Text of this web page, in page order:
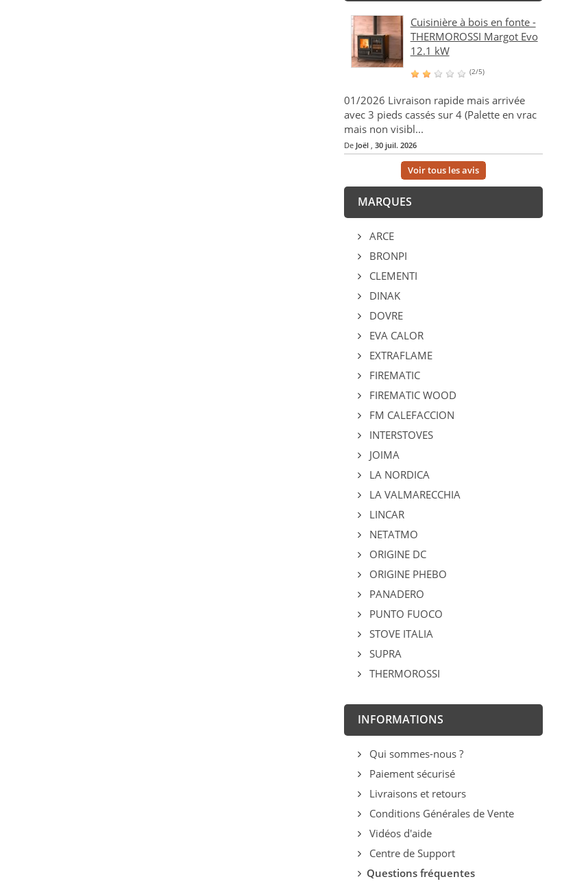
Cuisinière à bois en fonte -
THERMOROSSI Margot Evo
12.1 kW
(2/5)
01/2026 Livraison rapide mais arrivée
avec 3 pieds cassés sur 4 (Palette en vrac
mais non visibl...
De Joël, 30 juil. 2026
Voir tous les avis
MARQUES
ARCE
BRONPI
CLEMENTI
DINAK
DOVRE
EVA CALOR
EXTRAFLAME
FIREMATIC
FIREMATIC WOOD
FM CALEFACCION
INTERSTOVES
JOIMA
LA NORDICA
LA VALMARECCHIA
LINCAR
NETATMO
ORIGINE DC
ORIGINE PHEBO
PANADERO
PUNTO FUOCO
STOVE ITALIA
SUPRA
THERMOROSSI
INFORMATIONS
Qui sommes-nous ?
Paiement sécurisé
Livraisons et retours
Conditions Générales de Vente
Vidéos d'aide
Centre de Support
Questions fréquentes